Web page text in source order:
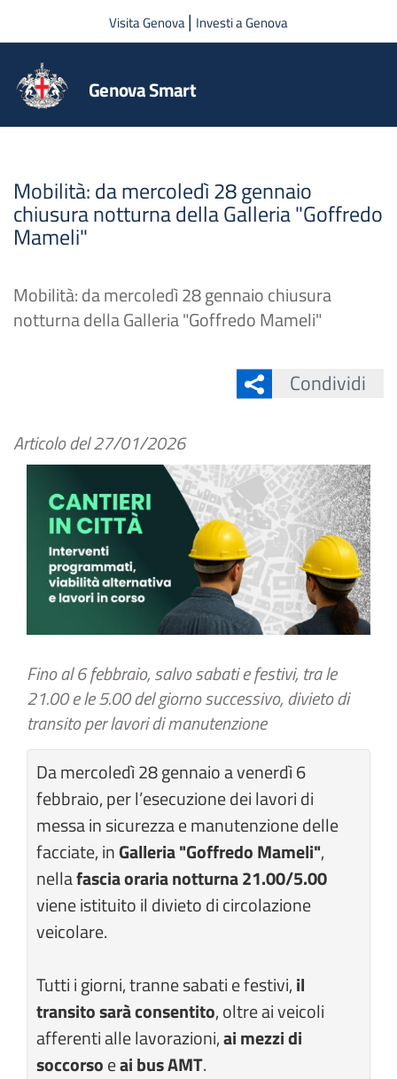
Salta al contenuto principale
Visita Genova| Investi a Genova
Genova Smart
Mobilità: da mercoledì 28 gennaio
chiusura notturna della Galleria "Goffredo
Mameli"
Mobilità: da mercoledì 28 gennaio chiusura
notturna della Galleria "Goffredo Mameli"
Condividi
Articolo del27/01/2026
Fino al 6 febbraio, salvo sabati e festivi, tra le
21.00 e le 5.00 del giorno successivo, divieto di
transito per lavori di manutenzione
Da mercoledì 28 gennaio a venerdì 6
febbraio, per l’esecuzione dei lavori di
messa in sicurezza e manutenzione delle
facciate, inGalleria "Goffredo Mameli",
nellafascia oraria notturna 21.00/5.00
viene istituito il divieto di circolazione
veicolare.
Tutti i giorni, tranne sabati e festivi,il
transito sarà consentito, oltre ai veicoli
afferenti alle lavorazioni,ai mezzi di
soccorsoeai bus AMT.